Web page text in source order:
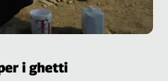
i ghetti